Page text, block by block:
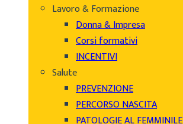
Lavoro & Formazione
Donna & Impresa
Corsi formativi
INCENTIVI
Salute
PREVENZIONE
PERCORSO NASCITA
PATOLOGIE AL FEMMINILE